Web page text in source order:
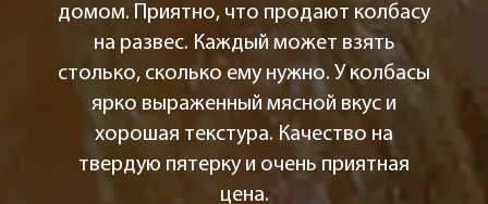
домом. Приятно, что продают колбасу
на развес. Каждый может взять
столько, сколько ему нужно. У колбасы
ярко выраженный мясной вкус и
хорошая текстура. Качество на
твердую пятерку и очень приятная
цена.